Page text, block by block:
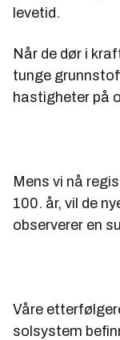
levetid.
Når de dør i
tunge
hastigheter på
Mens vi nå
100. år, vil de
observerer en
Våre
solsystem